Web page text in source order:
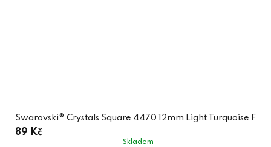
Swarovski® Crystals Square 4470 12mm Light Turquoise F
89 Kč
Skladem